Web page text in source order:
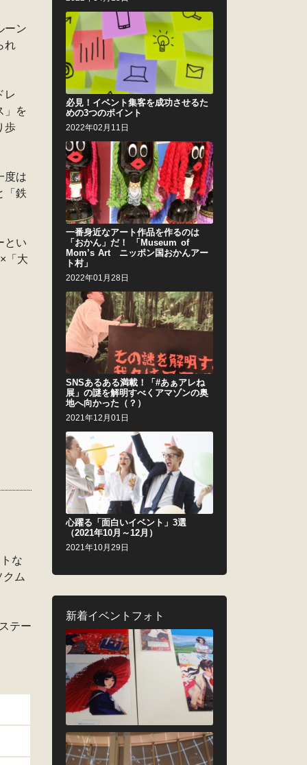
ーン
れ
レ
」を
歩
度は
「鉄
とい
「大
な
ム
テー
必見！イベント集客を成功させるた
めの3つのポイント
2022年02月11日
一番身近なアート作品を作るのは
「おかん」だ！ 「Museum of
Mom’s Art ニッポン国おかんアー
ト村」
2022年01月28日
SNSあるある満載！「#あぁアレね
展」の謎を解明すべくアマゾンの奥
地へ向かった（？）
2021年12月01日
心躍る「面白いイベント」3選
（2021年10月～12月）
2021年10月29日
新着イベントフォト